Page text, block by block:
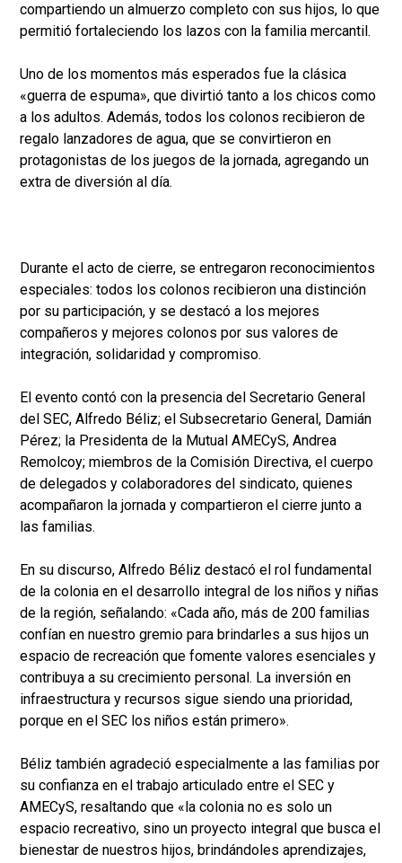
compartiendo un almuerzo completo con sus hijos, lo que
permitió fortaleciendo los lazos con la familia mercantil.
Uno de los momentos más esperados fue la clásica
«guerra de espuma», que divirtió tanto a los chicos como
a los adultos. Además, todos los colonos recibieron de
regalo lanzadores de agua, que se convirtieron en
protagonistas de los juegos de la jornada, agregando un
extra de diversión al día.
Durante el acto de cierre, se entregaron reconocimientos
especiales: todos los colonos recibieron una distinción
por su participación, y se destacó a los mejores
compañeros y mejores colonos por sus valores de
integración, solidaridad y compromiso.
El evento contó con la presencia del Secretario General
del SEC, Alfredo Béliz; el Subsecretario General, Damián
Pérez; la Presidenta de la Mutual AMECyS, Andrea
Remolcoy; miembros de la Comisión Directiva, el cuerpo
de delegados y colaboradores del sindicato, quienes
acompañaron la jornada y compartieron el cierre junto a
las familias.
En su discurso, Alfredo Béliz destacó el rol fundamental
de la colonia en el desarrollo integral de los niños y niñas
de la región, señalando: «Cada año, más de 200 familias
confían en nuestro gremio para brindarles a sus hijos un
espacio de recreación que fomente valores esenciales y
contribuya a su crecimiento personal. La inversión en
infraestructura y recursos sigue siendo una prioridad,
porque en el SEC los niños están primero».
Béliz también agradeció especialmente a las familias por
su confianza en el trabajo articulado entre el SEC y
AMECyS, resaltando que «la colonia no es solo un
espacio recreativo, sino un proyecto integral que busca el
bienestar de nuestros hijos, brindándoles aprendizajes,